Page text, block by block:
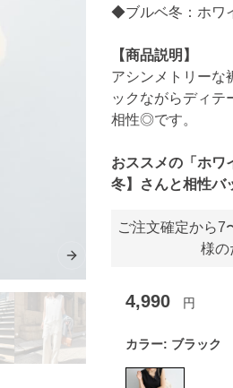
Next slide
◆ブルベ冬：ホワ
【商品説明】
アシンメトリーな
ックながらディテ
相性◎です。
おススメの「ホワ
冬】さんと相性バ
ご注文確定から7
様の
4,990 円
カラー: ブラック